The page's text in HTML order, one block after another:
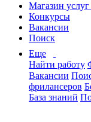
Магазин услуг
Конкурсы
Вакансии
Поиск
Еще
Найти работу
Вакансии
фрилансеров
База знаний